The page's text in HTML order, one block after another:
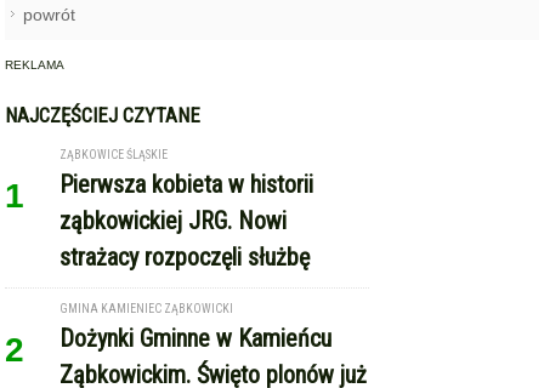
powrót
REKLAMA
NAJCZĘŚCIEJ CZYTANE
1
ZĄBKOWICE ŚLĄSKIE
Pierwsza kobieta w historii
ząbkowickiej JRG. Nowi
strażacy rozpoczęli służbę
2
GMINA KAMIENIEC ZĄBKOWICKI
Dożynki Gminne w Kamieńcu
Ząbkowickim. Święto plonów już